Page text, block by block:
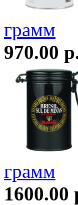
грамм
970.00
грамм
1600.00